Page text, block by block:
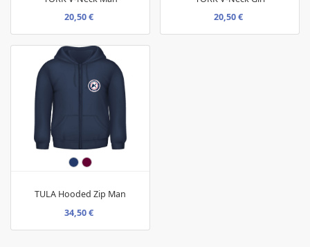
20,50 €
20,50 €
TULA Hooded Zip Man
34,50 €